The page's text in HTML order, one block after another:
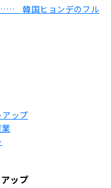
…… 韓国ヒョンデのフル
アップ
ップ